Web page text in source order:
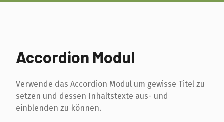
Accordion Modul
Verwende das Accordion Modul um gewisse Titel zu
setzen und dessen Inhaltstexte aus- und
einblenden zu können.